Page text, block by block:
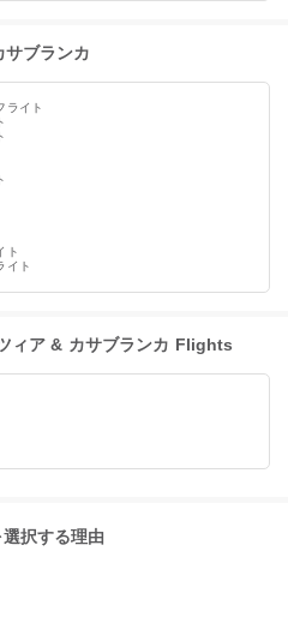
ブランカ
ライト
ト
イト
ィア & カサブランカ Flights
択する理由